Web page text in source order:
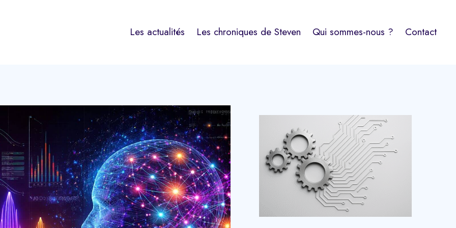
Les actualités Les chroniques de Steven Qui sommes-nous ? Contact